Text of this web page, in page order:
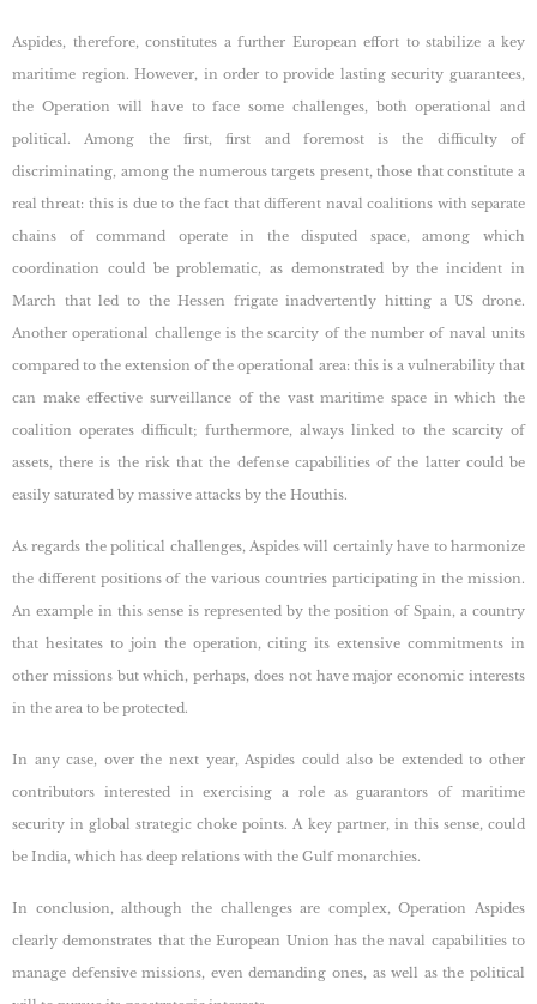
Aspides, therefore, constitutes a further European effort to stabilize a key
maritime region. However, in order to provide lasting security guarantees,
the Operation will have to face some challenges, both operational and
political. Among the first, first and foremost is the difficulty of
discriminating, among the numerous targets present, those that constitute a
real threat: this is due to the fact that different naval coalitions with separate
chains of command operate in the disputed space, among which
coordination could be problematic, as demonstrated by the incident in
March that led to the Hessen frigate inadvertently hitting a US drone.
Another operational challenge is the scarcity of the number of naval units
compared to the extension of the operational area: this is a vulnerability that
can make effective surveillance of the vast maritime space in which the
coalition operates difficult; furthermore, always linked to the scarcity of
assets, there is the risk that the defense capabilities of the latter could be
easily saturated by massive attacks by the Houthis.
As regards the political challenges, Aspides will certainly have to harmonize
the different positions of the various countries participating in the mission.
An example in this sense is represented by the position of Spain, a country
that hesitates to join the operation, citing its extensive commitments in
other missions but which, perhaps, does not have major economic interests
in the area to be protected.
In any case, over the next year, Aspides could also be extended to other
contributors interested in exercising a role as guarantors of maritime
security in global strategic choke points. A key partner, in this sense, could
be India, which has deep relations with the Gulf monarchies.
In conclusion, although the challenges are complex, Operation Aspides
clearly demonstrates that the European Union has the naval capabilities to
manage defensive missions, even demanding ones, as well as the political